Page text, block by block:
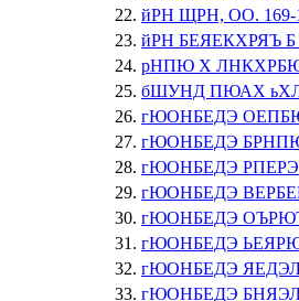
йРН ЩРН, ОО. 169-
йРН БЕЯЕКХРЯЪ
рНПЮ Х ЛНКХРБЮ,
бШУНД ПЮАХ
гЮОНБЕДЭ
гЮОНБЕДЭ
гЮОНБЕДЭ
гЮОНБЕДЭ
гЮОНБЕДЭ
гЮОНБЕДЭ
гЮОНБЕДЭ
гЮОНБЕДЭ